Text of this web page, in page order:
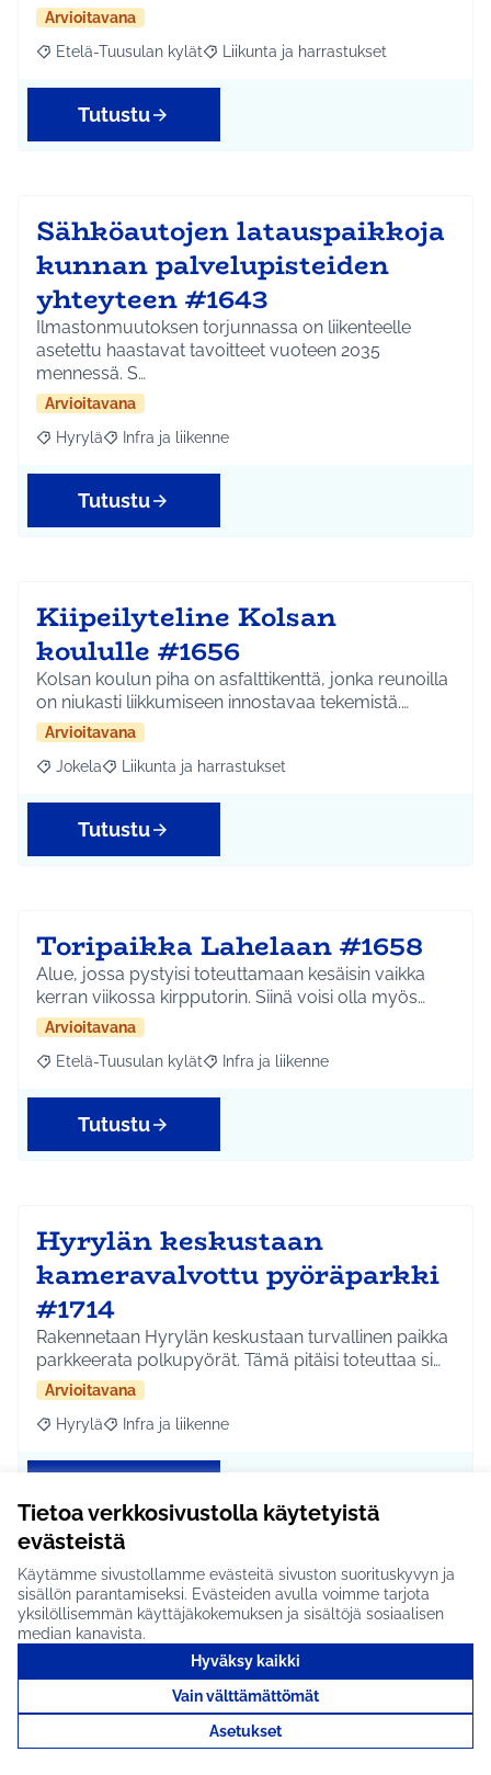
Tietoa verkkosivustolla käytetyistä
evästeistä
Käytämme sivustollamme evästeitä sivuston suorituskyvyn ja
sisällön parantamiseksi. Evästeiden avulla voimme tarjota
yksilöllisemmän käyttäjäkokemuksen ja sisältöjä sosiaalisen
median kanavista.
Hyväksy kaikki
Vain välttämättömät
Asetukset
Arvioitavana
Rajaa tulokset aihepiirin mukaan: Etelä-Tuusulan kylät
Etelä-Tuusulan kylät Rajaa tulokset teeman mukaan:
Liikunta ja harrastukset
Tutustu
Sähköautojen latauspaikkoja
kunnan palvelupisteiden
yhteyteen #1643
Ilmastonmuutoksen torjunnassa on liikenteelle
asetettu haastavat tavoitteet vuoteen 2035
mennessä. S…
Arvioitavana
Rajaa tulokset aihepiirin mukaan: Hyrylä
Hyrylä Rajaa tulokset teeman mukaan: Infra ja liikenne
Infra ja liikenne
Tutustu
Kiipeilyteline Kolsan
koululle #1656
Kolsan koulun piha on asfalttikenttä, jonka reunoilla
on niukasti liikkumiseen innostavaa tekemistä.…
Arvioitavana
Rajaa tulokset aihepiirin mukaan: Jokela
Jokela Rajaa tulokset teeman mukaan: Liikunta ja
Liikunta ja harrastukset
Tutustu
Toripaikka Lahelaan #1658
Alue, jossa pystyisi toteuttamaan kesäisin vaikka
kerran viikossa kirpputorin. Siinä voisi olla myös…
Arvioitavana
Rajaa tulokset aihepiirin mukaan: Etelä-Tuusulan kylät
Etelä-Tuusulan kylät Rajaa tulokset teeman mukaan: Infra ja
Infra ja liikenne
Tutustu
Hyrylän keskustaan
kameravalvottu pyöräparkki
#1714
Rakennetaan Hyrylän keskustaan turvallinen paikka
parkkeerata polkupyörät. Tämä pitäisi toteuttaa si…
Arvioitavana
Rajaa tulokset aihepiirin mukaan: Hyrylä
Hyrylä Rajaa tulokset teeman mukaan: Infra ja liikenne
Infra ja liikenne
Kierrätyspisteitä etelän
kylille #1739
Miksi kierrätyspisteet poistettiin? Kierrätys kuuluu
nykyaikaan! Kierrätyspisteet palvelisivat kaikk…
Arvioitavana
Etelä-Tuusulan kylät Ympäristö